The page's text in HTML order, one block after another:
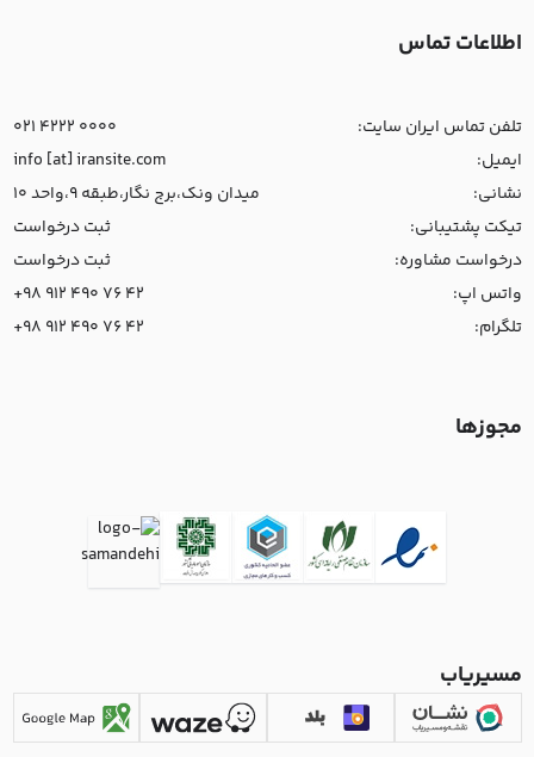
اطلاعات تماس
تلفن تماس ایران سایت:
021 4222 0000
ایمیل:
info [at] iransite.com
نشانی:
میدان ونک،برج نگار،طبقه 9،واحد 10
تیکت پشتیبانی:
ثبت درخواست
درخواست مشاوره:
ثبت درخواست
واتس اپ:
+98 912 490 76 42
تلگرام:
+98 912 490 76 42
مجوزها
مسیریاب